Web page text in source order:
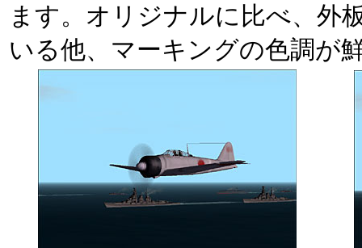
ます。オリジナルに比べ、外
いる他、マーキングの色調が